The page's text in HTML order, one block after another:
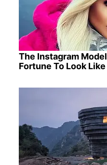
The Instagram
Fortune To Look